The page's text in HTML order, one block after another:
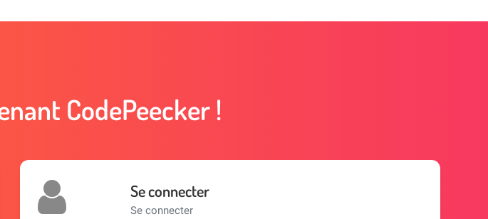
CodePeecker !
Se connecter
Se connecter